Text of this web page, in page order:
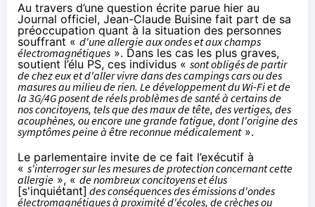
Au travers d’une question écrite parue hier au
Journal officiel, Jean-Claude Buisine fait part de sa
préoccupation quant à la situation des personnes
souffrant « d'une allergie aux ondes et aux champs
électromagnétiques ». Dans les cas les plus graves,
soutient l’élu PS, ces individus « sont obligés de partir
de chez eux et d'aller vivre dans des campings cars ou des
masures au milieu de rien. Le développement du Wi-Fi et de
la 3G/4Gposent de réels problèmes de santé à certains de
nos concitoyens, tels que des maux de tête, des vertiges, des
acouphènes, ou encore une grande fatigue, dont l'origine des
symptômes peine à être reconnue médicalement».
Le parlementaire invite de ce fait l’exécutif à
« s'interroger sur les mesures de protection concernant cette
allergie », « de nombreux concitoyens et élus
[s'inquiétant] des conséquences des émissions d'ondes
électromagnétiques à proximité d'écoles, de crèches ou